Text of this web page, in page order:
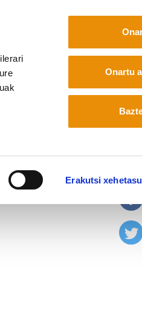
Erakutsi
Onartu